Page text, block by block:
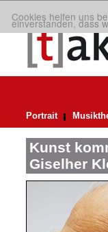
Cookies helfen uns
einverstanden, dass
Portrait
Kunst
Giselher